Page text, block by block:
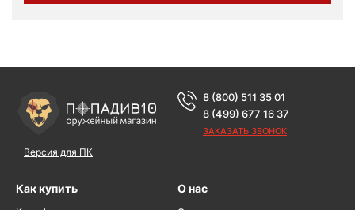
Версия для ПК
8 (800) 511 35 01
8 (499) 677 16 37
ЗАКАЗАТЬ ЗВОНОК
Как купить О нас